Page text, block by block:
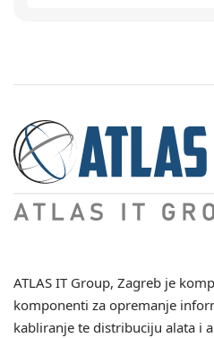
ATLAS IT Group, Zagreb je
komponenti za opremanje
kabliranje te distribuciju alata i